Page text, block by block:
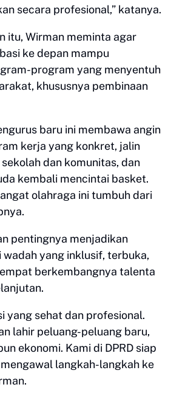
secara profesional,” katanya.
itu, Wirman meminta agar
ke depan mampu
program yang menyentuh
khususnya pembinaan
baru ini membawa angin
kerja yang konkret, jalin
dan komunitas, dan
kembali mencintai basket.
olahraga ini tumbuh dari
pentingnya menjadikan
wadah yang inklusif, terbuka,
berkembangnya talenta
yang sehat dan profesional.
lahir peluang-peluang baru,
ekonomi. Kami di DPRD siap
langkah-langkah ke